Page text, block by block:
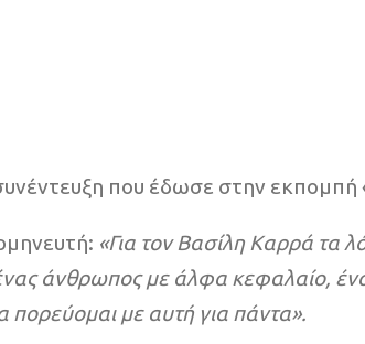
που έδωσε στην
«Για τον Βασίλη Καρρά τα
άνθρωπος με άλφα κεφαλαίο,
πορεύομαι με αυτή για πάντα».